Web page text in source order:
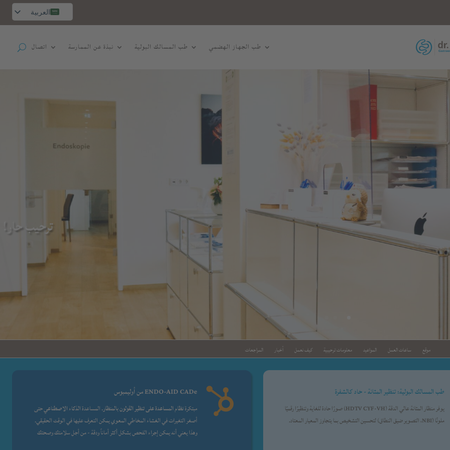
العربية
Deutsch
English
طب الجهاز الهضمي طب المسالك البولية نبذة عن الممارسة اتصال
طبيب
بسي
موقع ساعات العمل المواعيد معلومات ترحيبية كيف نعمل أخبار المراجعات
 ENDO-AID CADe من أوليمبوس
مبتكرةنظام المساعدة على تنظير القولون بالمنظار. المساعدةالذكاء الاصطناعيحتى
أصغر التغيرات في الغشاء المخاطي المعوي يمكن التعرف عليها في الوقت الحقيقي.
وهذا يعني أنه يمكن إجراء الفحص بشكل أكثر أماناً ودقة - من أجل سلامتك وصحتك
طب المسالك البولية: تنظير المثانة - حاد كالشفرة
يوفر منظار المثانة عالي الدقة (HDTV CYF-VH) صورًا حادة للغاية وتنظيرًا رقميًا
ملونًا (NBI، التصوير ضيق النطاق) لتحسين التشخيص بما يتجاوز المعيار المعتاد.